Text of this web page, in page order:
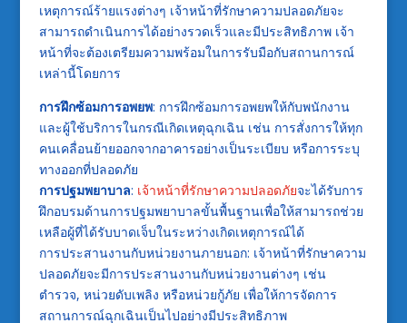
เหตุการณ์ร้ายแรงต่างๆ เจ้าหน้าที่รักษาความปลอดภัยจะ
สามารถดำเนินการได้อย่างรวดเร็วและมีประสิทธิภาพ เจ้า
หน้าที่จะต้องเตรียมความพร้อมในการรับมือกับสถานการณ์
เหล่านี้โดยการ
การฝึกซ้อมการอพยพ: การฝึกซ้อมการอพยพให้กับพนักงาน
และผู้ใช้บริการในกรณีเกิดเหตุฉุกเฉิน เช่น การสั่งการให้ทุก
คนเคลื่อนย้ายออกจากอาคารอย่างเป็นระเบียบ หรือการระบุ
ทางออกที่ปลอดภัย
การปฐมพยาบาล: เจ้าหน้าที่รักษาความปลอดภัยจะได้รับการ
ฝึกอบรมด้านการปฐมพยาบาลขั้นพื้นฐานเพื่อให้สามารถช่วย
เหลือผู้ที่ได้รับบาดเจ็บในระหว่างเกิดเหตุการณ์ได้
การประสานงานกับหน่วยงานภายนอก: เจ้าหน้าที่รักษาความ
ปลอดภัยจะมีการประสานงานกับหน่วยงานต่างๆ เช่น
ตำรวจ, หน่วยดับเพลิง หรือหน่วยกู้ภัย เพื่อให้การจัดการ
สถานการณ์ฉุกเฉินเป็นไปอย่างมีประสิทธิภาพ